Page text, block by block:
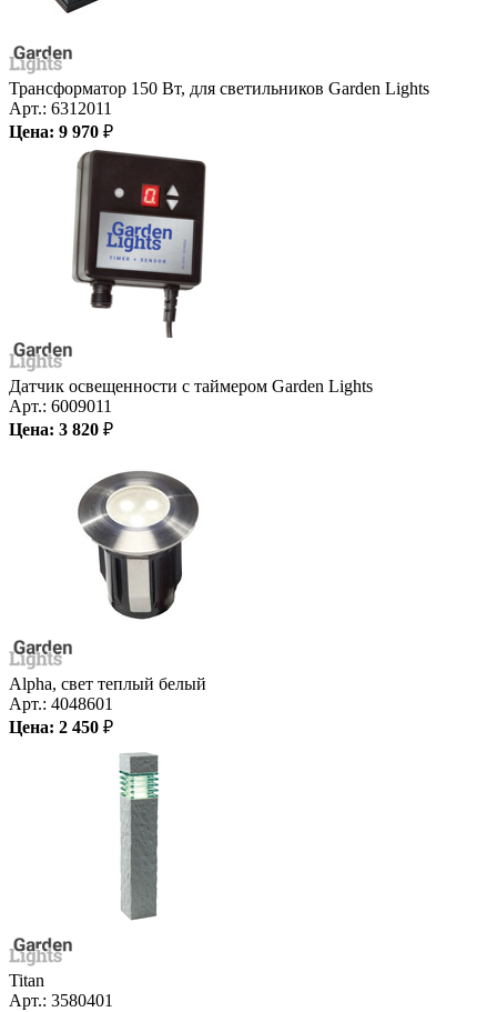
Трансформатор 150 Вт, для светильников Garden Lights
Арт.: 6312011
Цена: 9 970 ₽
Датчик освещенности с таймером Garden Lights
Арт.: 6009011
Цена: 3 820 ₽
Alpha, свет теплый белый
Арт.: 4048601
Цена: 2 450 ₽
Titan
Арт.: 3580401